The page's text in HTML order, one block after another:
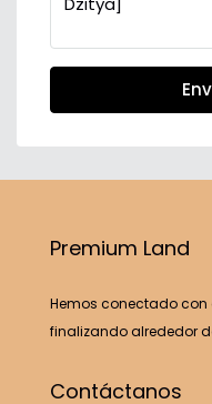
Premium Land
Hemos conectado con
finalizando alrededor
Contáctanos